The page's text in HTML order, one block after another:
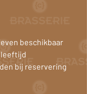
beschikbaar
leeftijd
bij reservering